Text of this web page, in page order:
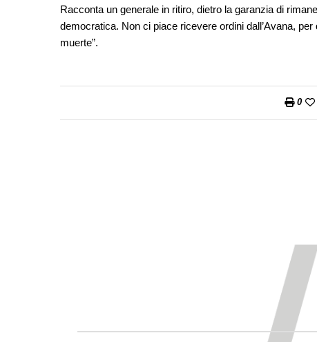
Racconta un generale in ritiro, dietro la garanzia di
democratica. Non ci piace ricevere ordini dall’Avana,
muerte”.
0